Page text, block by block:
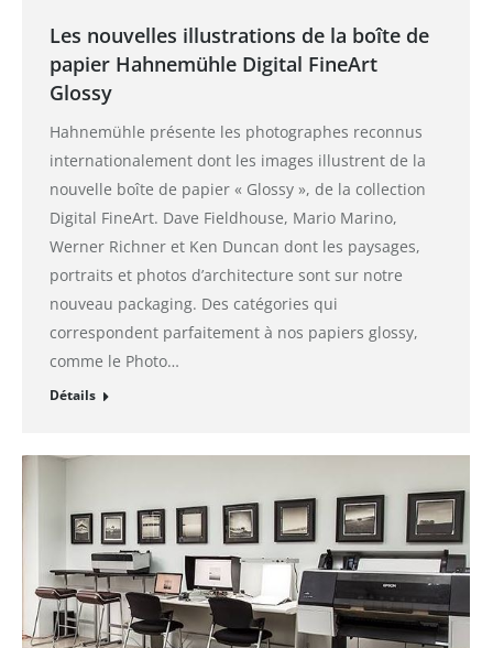
Les nouvelles illustrations de la boîte de
papier Hahnemühle Digital FineArt
Glossy
Hahnemühle présente les photographes reconnus
internationalement dont les images illustrent de la
nouvelle boîte de papier « Glossy », de la collection
Digital FineArt. Dave Fieldhouse, Mario Marino,
Werner Richner et Ken Duncan dont les paysages,
portraits et photos d’architecture sont sur notre
nouveau packaging. Des catégories qui
correspondent parfaitement à nos papiers glossy,
comme le Photo…
Détails